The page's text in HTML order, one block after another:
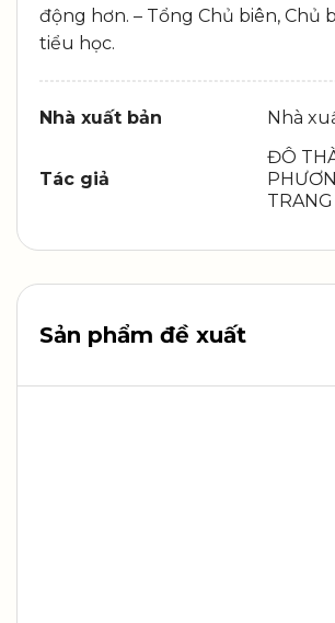
động hơn. – Tổng Chủ biên, Chủ
tiểu học.
Nhà xuất bản Nhà
Tác giả
ĐÔ
Sản phẩm đề xuất